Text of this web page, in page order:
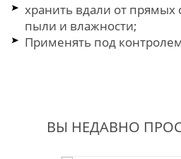
хранить вдали от прямых
пыли и влажности;
Применять под
ВЫ НЕДАВНО